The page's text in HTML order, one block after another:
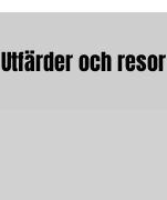
Utfärder och resor